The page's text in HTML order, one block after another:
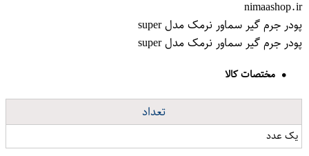
nimaashop.ir
پودر جرم گیر سماور نرمک مدل super
پودر جرم گیر سماور نرمک مدل super
مختصات کالا
تعداد
یک عدد